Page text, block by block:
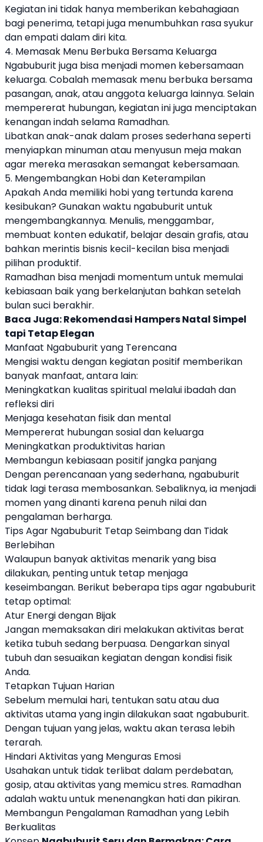
Kegiatan ini tidak hanya memberikan kebahagiaan
bagi penerima, tetapi juga menumbuhkan rasa syukur
dan empati dalam diri kita.
4. Memasak Menu Berbuka Bersama Keluarga
Ngabuburit juga bisa menjadi momen kebersamaan
keluarga. Cobalah memasak menu berbuka bersama
pasangan, anak, atau anggota keluarga lainnya. Selain
mempererat hubungan, kegiatan ini juga menciptakan
kenangan indah selama Ramadhan.
Libatkan anak-anak dalam proses sederhana seperti
menyiapkan minuman atau menyusun meja makan
agar mereka merasakan semangat kebersamaan.
5. Mengembangkan Hobi dan Keterampilan
Apakah Anda memiliki hobi yang tertunda karena
kesibukan? Gunakan waktu ngabuburit untuk
mengembangkannya. Menulis, menggambar,
membuat konten edukatif, belajar desain grafis, atau
bahkan merintis bisnis kecil-kecilan bisa menjadi
pilihan produktif.
Ramadhan bisa menjadi momentum untuk memulai
kebiasaan baik yang berkelanjutan bahkan setelah
bulan suci berakhir.
Baca Juga:Rekomendasi Hampers Natal Simpel
tapi Tetap Elegan
Manfaat Ngabuburit yang Terencana
Mengisi waktu dengan kegiatan positif memberikan
banyak manfaat, antara lain:
Meningkatkan kualitas spiritual melalui ibadah dan
refleksi diri
Menjaga kesehatan fisik dan mental
Mempererat hubungan sosial dan keluarga
Meningkatkan produktivitas harian
Membangun kebiasaan positif jangka panjang
Dengan perencanaan yang sederhana, ngabuburit
tidak lagi terasa membosankan. Sebaliknya, ia menjadi
momen yang dinanti karena penuh nilai dan
pengalaman berharga.
Tips Agar Ngabuburit Tetap Seimbang dan Tidak
Berlebihan
Walaupun banyak aktivitas menarik yang bisa
dilakukan, penting untuk tetap menjaga
keseimbangan. Berikut beberapa tips agar ngabuburit
tetap optimal:
Atur Energi dengan Bijak
Jangan memaksakan diri melakukan aktivitas berat
ketika tubuh sedang berpuasa. Dengarkan sinyal
tubuh dan sesuaikan kegiatan dengan kondisi fisik
Anda.
Tetapkan Tujuan Harian
Sebelum memulai hari, tentukan satu atau dua
aktivitas utama yang ingin dilakukan saat ngabuburit.
Dengan tujuan yang jelas, waktu akan terasa lebih
terarah.
Hindari Aktivitas yang Menguras Emosi
Usahakan untuk tidak terlibat dalam perdebatan,
gosip, atau aktivitas yang memicu stres. Ramadhan
adalah waktu untuk menenangkan hati dan pikiran.
Membangun Pengalaman Ramadhan yang Lebih
Berkualitas